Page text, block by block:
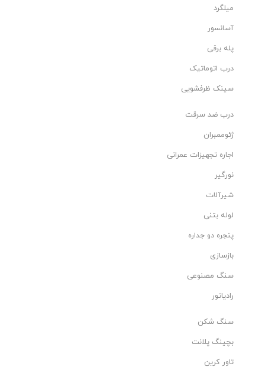
میلگرد
آسانسور
پله برقی
درب اتوماتیک
سینک ظرفشویی
درب ضد سرقت
ژئوممبران
اجاره تجهیزات عمرانی
نورگیر
شیرآلات
لوله بتنی
پنجره دو جداره
بازسازی
سنگ مصنوعی
رادیاتور
سنگ شکن
بچینگ پلانت
تاور کرین